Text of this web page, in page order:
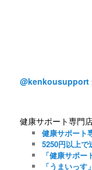
@kenkousupport
健康サポート専門
健康サポート
5250円以上で
「健康サポ
「うまいっす